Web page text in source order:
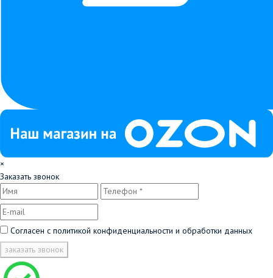
×
Заказать звонок
Согласен с политикой конфиденциальности и обработки данных
заказать звонок